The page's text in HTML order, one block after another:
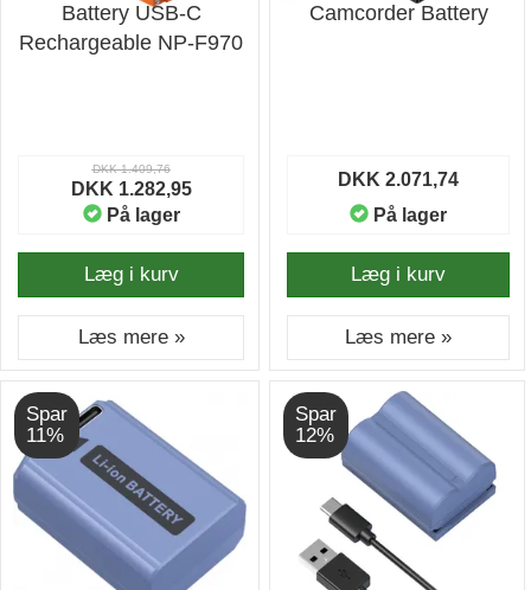
Battery USB-C
Rechargeable NP-F970
DKK 1.409,76
DKK 1.282,95
På lager
Læg i kurv
Læs mere »
Camcorder Battery
DKK 2.071,74
På lager
Læg i kurv
Læs mere »
Spar
11%
Spar
12%